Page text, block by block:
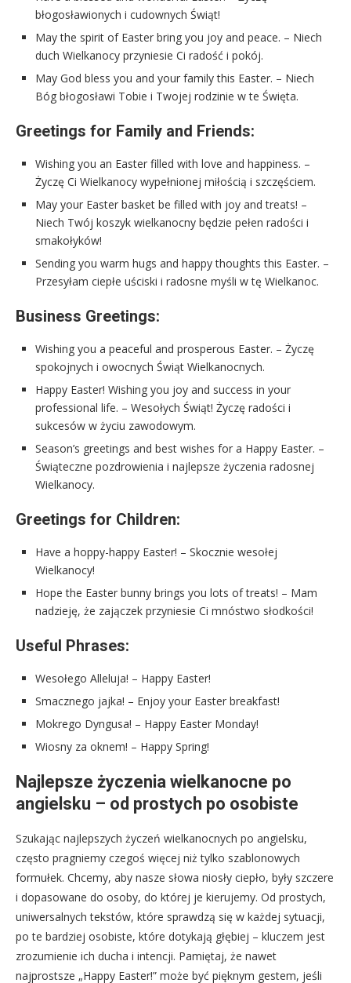
błogosławionych i cudownych Świąt!
May the spirit of Easter bring you joy and peace. – Niech
duch Wielkanocy przyniesie Ci radość i pokój.
May God bless you and your family this Easter. – Niech
Bóg błogosławi Tobie i Twojej rodzinie w te Święta.
Greetings for Family and Friends:
Wishing you an Easter filled with love and happiness. –
Życzę Ci Wielkanocy wypełnionej miłością i szczęściem.
May your Easter basket be filled with joy and treats! –
Niech Twój koszyk wielkanocny będzie pełen radości i
smakołyków!
Sending you warm hugs and happy thoughts this Easter. –
Przesyłam ciepłe uściski i radosne myśli w tę Wielkanoc.
Business Greetings:
Wishing you a peaceful and prosperous Easter. – Życzę
spokojnych i owocnych Świąt Wielkanocnych.
Happy Easter! Wishing you joy and success in your
professional life. – Wesołych Świąt! Życzę radości i
sukcesów w życiu zawodowym.
Season’s greetings and best wishes for a Happy Easter. –
Świąteczne pozdrowienia i najlepsze życzenia radosnej
Wielkanocy.
Greetings for Children:
Have a hoppy-happy Easter! – Skocznie wesołej
Wielkanocy!
Hope the Easter bunny brings you lots of treats! – Mam
nadzieję, że zajączek przyniesie Ci mnóstwo słodkości!
Useful Phrases:
Wesołego Alleluja! – Happy Easter!
Smacznego jajka! – Enjoy your Easter breakfast!
Mokrego Dyngusa! – Happy Easter Monday!
Wiosny za oknem! – Happy Spring!
Najlepsze życzenia wielkanocne po
angielsku – od prostych po osobiste
Szukając najlepszych życzeń wielkanocnych po angielsku,
często pragniemy czegoś więcej niż tylko szablonowych
formułek. Chcemy, aby nasze słowa niosły ciepło, były szczere
i dopasowane do osoby, do której je kierujemy. Od prostych,
uniwersalnych tekstów, które sprawdzą się w każdej sytuacji,
po te bardziej osobiste, które dotykają głębiej – kluczem jest
zrozumienie ich ducha i intencji. Pamiętaj, że nawet
najprostsze „Happy Easter!” może być pięknym gestem, jeśli